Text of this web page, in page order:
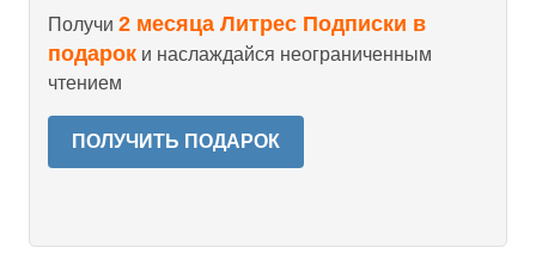
Получи 2 месяца Литрес Подписки в
подарок и наслаждайся неограниченным
чтением
ПОЛУЧИТЬ ПОДАРОК